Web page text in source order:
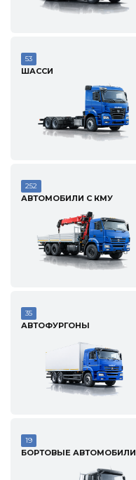
53
ШАССИ
252
АВТОМОБИЛИ С КМУ
35
АВТОФУРГОНЫ
19
БОРТОВЫЕ АВТОМОБИЛИ